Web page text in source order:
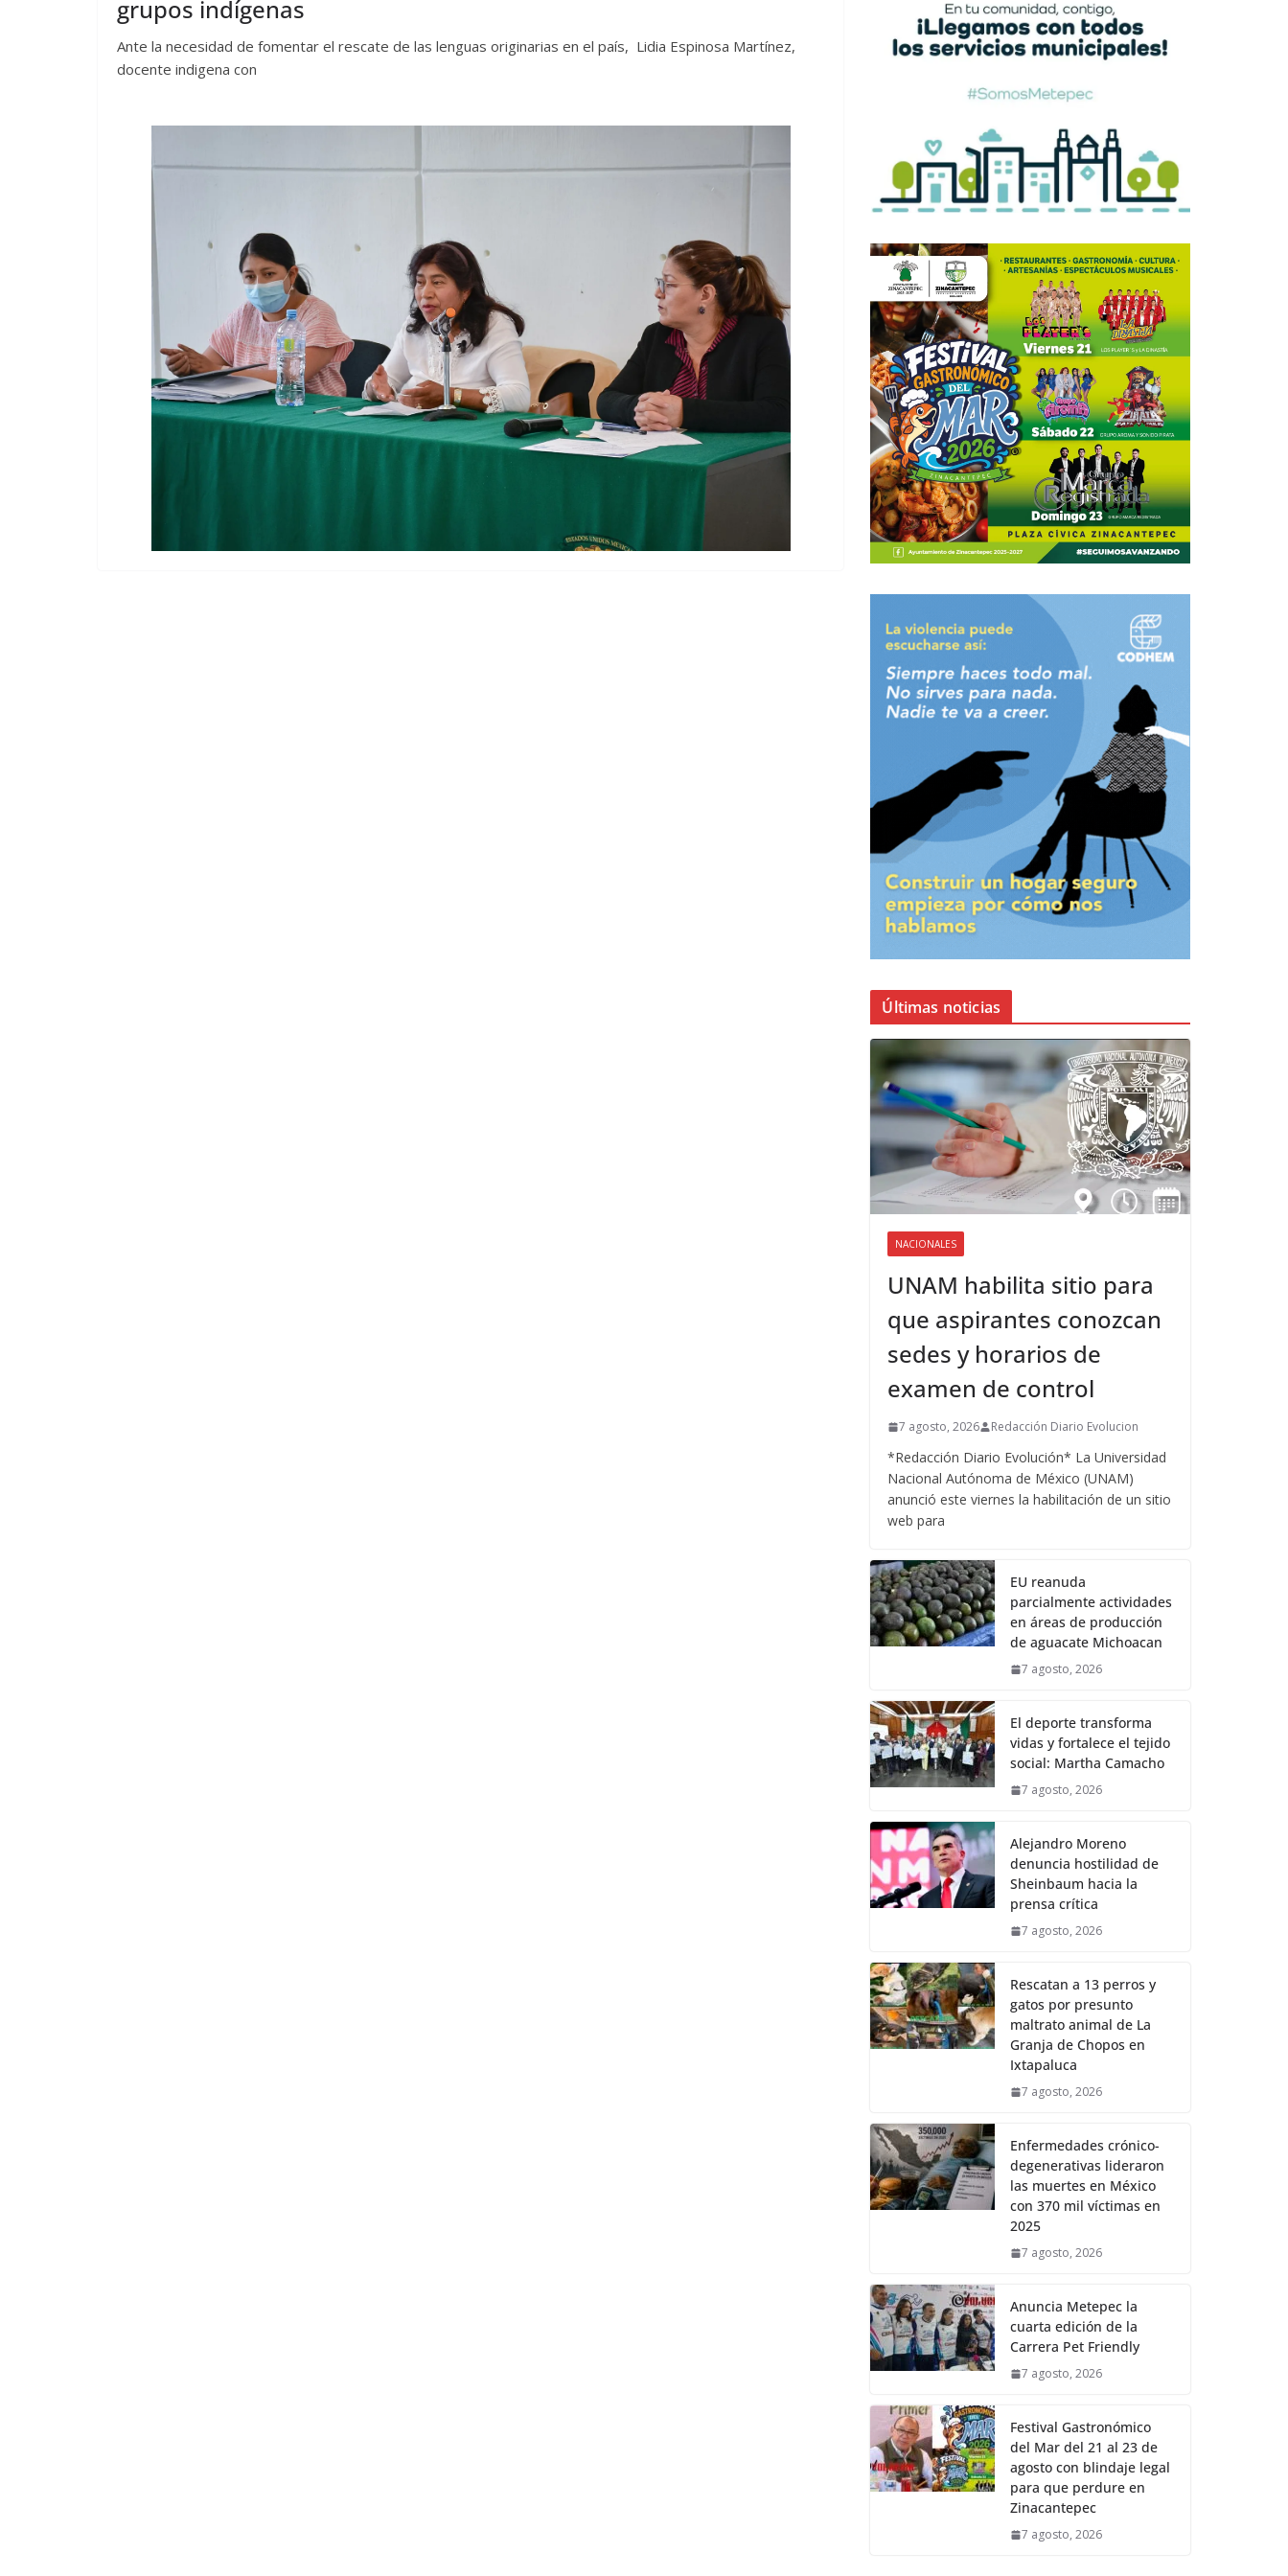
grupos indígenas
Ante la necesidad de fomentar el rescate de las lenguas originarias en el país, Lidia Espinosa Martínez,
docente indigena con
Últimas noticias
NACIONALES
UNAM habilita sitio para
que aspirantes conozcan
sedes y horarios de
examen de control
7 agosto, 2026 Redacción Diario Evolucion
*Redacción Diario Evolución* La Universidad
Nacional Autónoma de México (UNAM)
anunció este viernes la habilitación de un sitio
web para
EU reanuda
parcialmente actividades
en áreas de producción
de aguacate Michoacan
7 agosto, 2026
El deporte transforma
vidas y fortalece el tejido
social: Martha Camacho
7 agosto, 2026
Alejandro Moreno
denuncia hostilidad de
Sheinbaum hacia la
prensa crítica
7 agosto, 2026
Rescatan a 13 perros y
gatos por presunto
maltrato animal de La
Granja de Chopos en
Ixtapaluca
7 agosto, 2026
Enfermedades crónico-
degenerativas lideraron
las muertes en México
con 370 mil víctimas en
2025
7 agosto, 2026
Anuncia Metepec la
cuarta edición de la
Carrera Pet Friendly
7 agosto, 2026
Festival Gastronómico
del Mar del 21 al 23 de
agosto con blindaje legal
para que perdure en
Zinacantepec
7 agosto, 2026